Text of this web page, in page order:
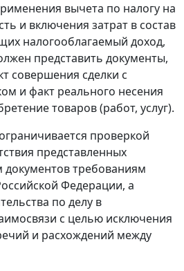
вычета по налогу на
и включения затрат в состав
налогооблагаемый доход,
представить документы,
совершения сделки с
и факт реального несения
товаров (работ, услуг).
проверкой
представленных
требованиям
Федерации, а
по делу в
с целью исключения
и расхождений между